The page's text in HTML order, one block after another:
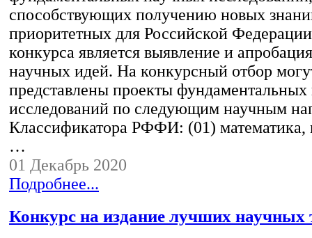
способствующих получению новых
приоритетных для Российской
конкурса является выявление и
научных идей. На конкурсный отбор
представлены проекты
исследований по следующим научным
Классификатора РФФИ: (01) математика,
…
01 Декабрь 2020
Подробнее...
Конкурс на издание лучших научных